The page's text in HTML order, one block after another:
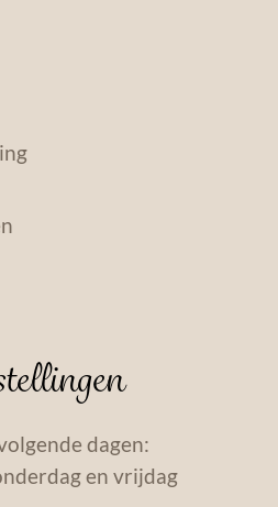
dagen:
en vrijdag